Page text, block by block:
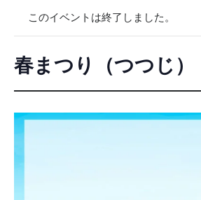
このイベントは終了しました。
春まつり（つつじ）